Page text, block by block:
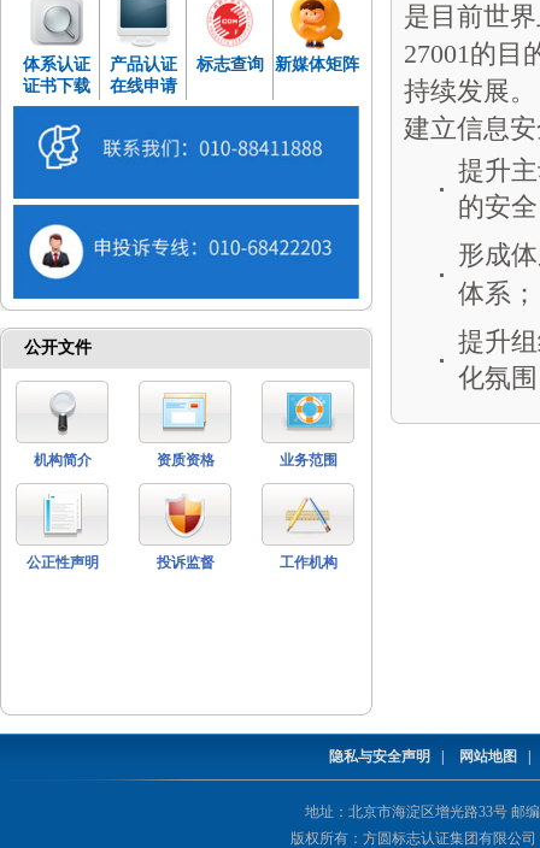
体系认证
证书下载
产品认证
在线申请
标志查询 新媒体矩阵
公开文件
机构简介 资质资格 业务范围
公正性声明 投诉监督 工作机构
是目前世
27001的目
持续发展。
建立信息
提升
的安
形成
体系
提升
化氛
隐私与安全声明 | 网站地图
地址：北京市海淀区增光路33号 邮编
版权所有：方圆标志认证集团有限公司